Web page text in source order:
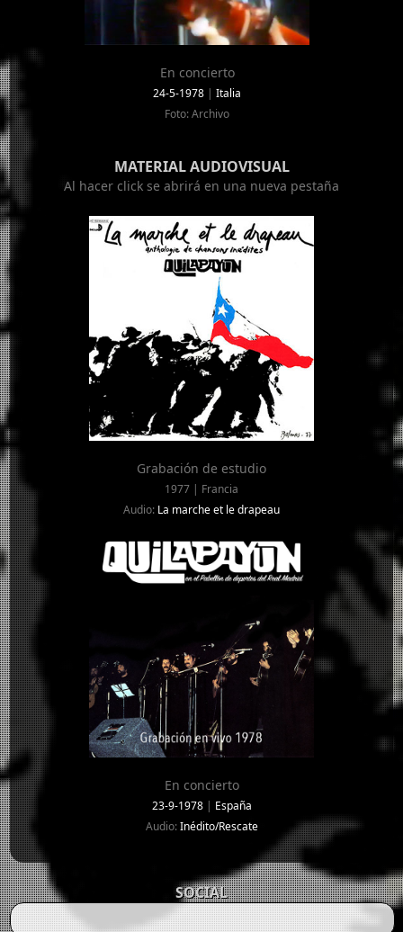
En concierto
24-5-1978 | Italia
Foto: Archivo
MATERIAL AUDIOVISUAL
Al hacer click se abrirá en una nueva pestaña
Grabación de estudio
1977 | Francia
Audio: La marche et le drapeau
En concierto
23-9-1978 | España
Audio:Inédito/Rescate
SOCIAL